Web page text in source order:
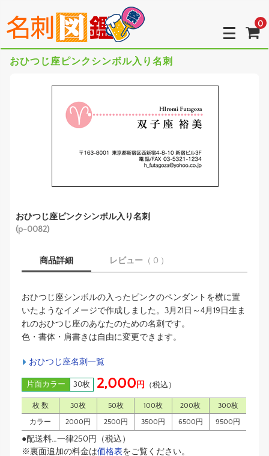
0
おひつじ座ピンクシンボル入り名刺
おひつじ座ピンクシンボル入り名刺
(p-0082)
商品詳細 レビュー （ 0 ）
おひつじ座シンボルの入ったピンクのペンダントを横に置
いたようなイメージで作成しました。3月21日～4月19日生ま
れのおひつじ座のあなたのための名刺です。
色・書体・肩書きは自由に変更できます。
おひつじ座名刺一覧
片面カラー 30枚 2,000円 （税込）
枚 数 30枚 50枚 100枚 200枚 300枚
カラー 2000円 2500円 3500円 6500円 9500円
●配送料…一律250円（税込）
※裏面追加の料金は価格表をご覧ください。